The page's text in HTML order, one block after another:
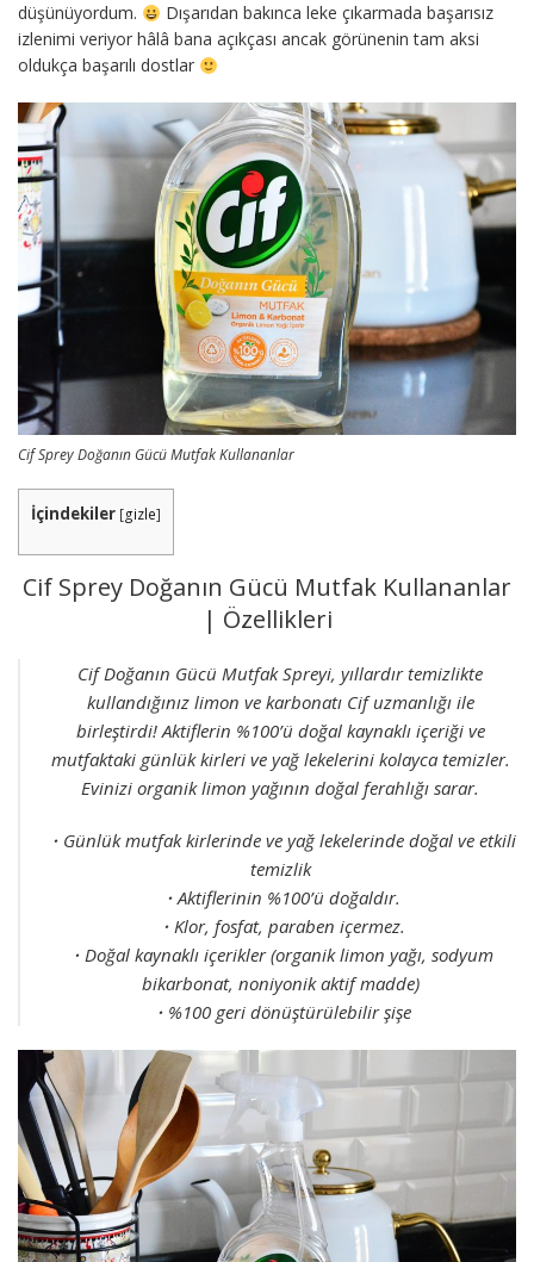
düşünüyordum.
Dışarıdan bakınca leke çıkarmada başarısız
izlenimi veriyor hâlâ bana açıkçası ancak görünenin tam aksi
oldukça başarılı dostlar
Cif Sprey Doğanın Gücü Mutfak Kullananlar
İçindekiler [gizle]
Cif Sprey Doğanın Gücü Mutfak Kullananlar
| Özellikleri
Cif Doğanın Gücü Mutfak Spreyi, yıllardır temizlikte
kullandığınız limon ve karbonatı Cif uzmanlığı ile
birleştirdi! Aktiflerin %100’ü doğal kaynaklı içeriği ve
mutfaktaki günlük kirleri ve yağ lekelerini kolayca temizler.
Evinizi organik limon yağının doğal ferahlığı sarar.
・Günlük mutfak kirlerinde ve yağ lekelerinde doğal ve etkili
temizlik
・Aktiflerinin %100’ü doğaldır.
・Klor, fosfat, paraben içermez.
・Doğal kaynaklı içerikler (organik limon yağı, sodyum
bikarbonat, noniyonik aktif madde)
・%100 geri dönüştürülebilir şişe